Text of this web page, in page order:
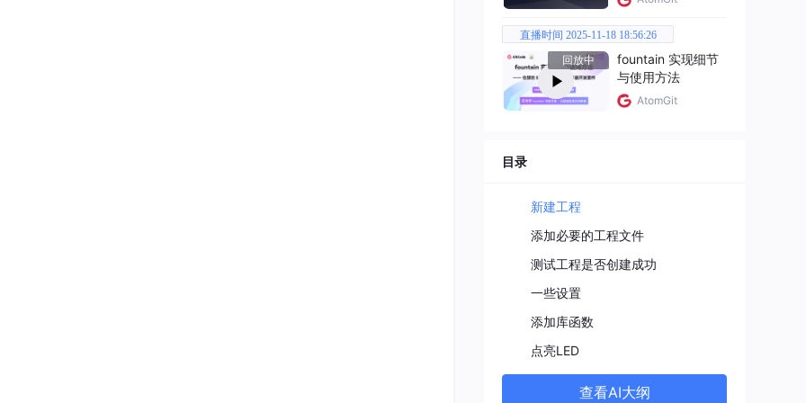
直播时间 2025-11-18 18:56:26
回放中
fountain 实现细节
与使用方法
AtomGit
目录
新建工程
添加必要的工程文件
测试工程是否创建成功
一些设置
添加库函数
点亮LED
查看AI大纲